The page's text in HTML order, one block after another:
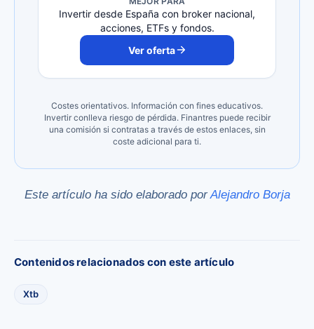
Invertir desde España con broker nacional,
acciones, ETFs y fondos.
Ver oferta
Costes orientativos. Información con fines educativos.
Invertir conlleva riesgo de pérdida. Finantres puede recibir
una comisión si contratas a través de estos enlaces, sin
coste adicional para ti.
Este artículo ha sido elaborado por Alejandro Borja
Contenidos relacionados con este artículo
Xtb